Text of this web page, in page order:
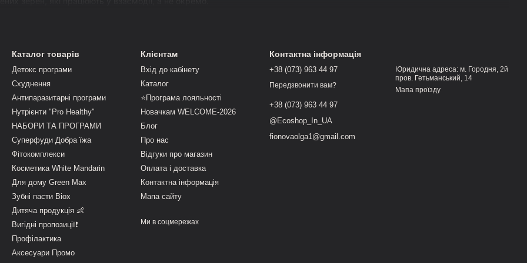
та мікробіому;
процесів;
системи;
процеси очищення.
дозволяє не просто реагувати на окремі прояви, а працювати з внутрішнім середовищем організму, створюючи
підтримку одразу в кількох системах, він легше адаптується, швидше відновлюється і стабілізує свої природні процеси.
часто обирають ті, хто шукає не швидке рішення, а зрозумілу систему турботи про себе.
Каталог товарів
Детокс програми
Схуднення
Антипаразитарні програми
Нутрієнти "Pro Healthy"
НАБОРИ ТА ПРОГРАМИ
Суперфуди Добра їжа
Фітокомплекси
Косметика White Mandarin
Для дому Green Max
Зубні пасти Biox
Дитяча продукція 👶
Вигідні пропозиції❗
Профілактика
Аксесуари Промо
Клієнтам
Вхід до кабінету
Каталог
⭐Програма лояльності
Новачкам WELCOME-2026
Блог
Про нас
Відгуки про магазин
Оплата і доставка
Контактна інформація
Мапа сайту
Ми в соцмережах
Контактна інформація
+38 (073) 963 44 97
Передзвонити вам?
+38 (073) 963 44 97
@Ecoshop_In_UA
fionovaolga1@gmail.com
Юридична адреса: м. Городня, 2й
пров. Гетьманський, 14
Мапа проїзду